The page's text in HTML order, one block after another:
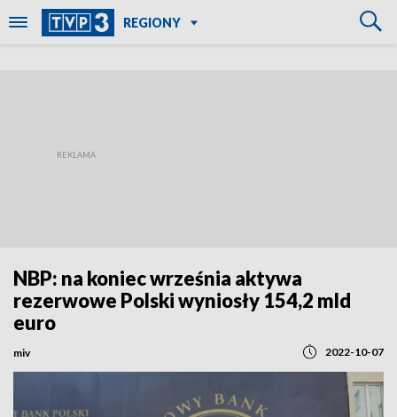
REGIONY
NBP: na koniec września aktywa
rezerwowe Polski wyniosły 154,2 mld
euro
miv 2022-10-07